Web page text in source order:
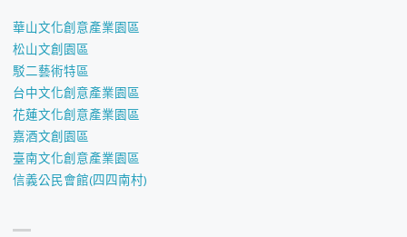
華山文化創意產業園區
松山文創園區
駁二藝術特區
台中文化創意產業園區
花蓮文化創意產業園區
嘉酒文創園區
臺南文化創意產業園區
信義公民會館(四四南村)